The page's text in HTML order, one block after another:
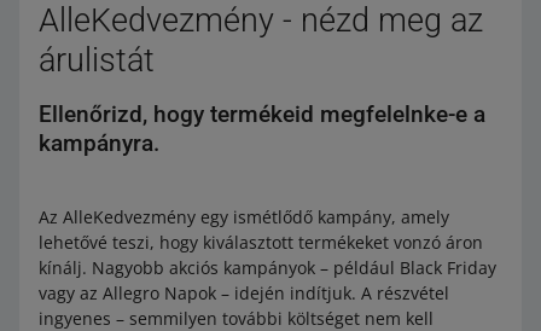
AlleKedvezmény - nézd meg az
árulistát
Ellenőrizd, hogy termékeid megfelelnke-e a
kampányra.
Az AlleKedvezmény egy ismétlődő kampány, amely
lehetővé teszi, hogy kiválasztott termékeket vonzó áron
kínálj. Nagyobb akciós kampányok – például Black Friday
vagy az Allegro Napok – idején indítjuk. A részvétel
ingyenes – semmilyen további költséget nem kell